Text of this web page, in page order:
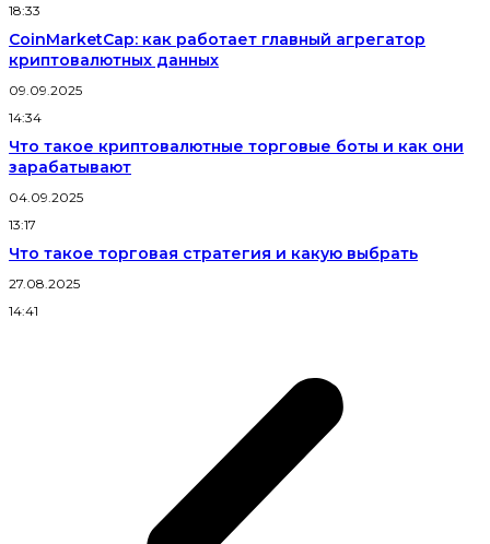
18:33
CoinMarketCap: как работает главный агрегатор
криптовалютных данных
09.09.2025
14:34
Что такое криптовалютные торговые боты и как они
зарабатывают
04.09.2025
13:17
Что такое торговая стратегия и какую выбрать
27.08.2025
14:41